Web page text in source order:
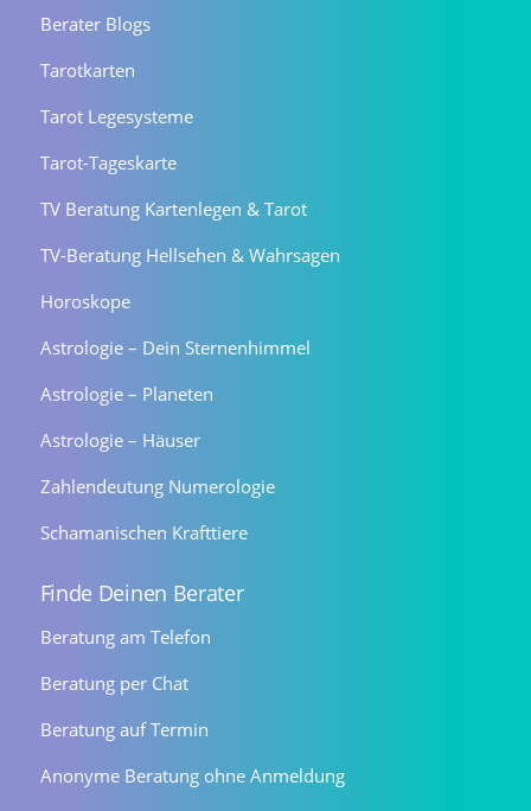
Berater Blogs
Tarotkarten
Tarot Legesysteme
Tarot-Tageskarte
TV Beratung Kartenlegen & Tarot
TV-Beratung Hellsehen & Wahrsagen
Horoskope
Astrologie – Dein Sternenhimmel
Astrologie – Planeten
Astrologie – Häuser
Zahlendeutung Numerologie
Schamanischen Krafttiere
Finde Deinen Berater
Beratung am Telefon
Beratung per Chat
Beratung auf Termin
Anonyme Beratung ohne Anmeldung